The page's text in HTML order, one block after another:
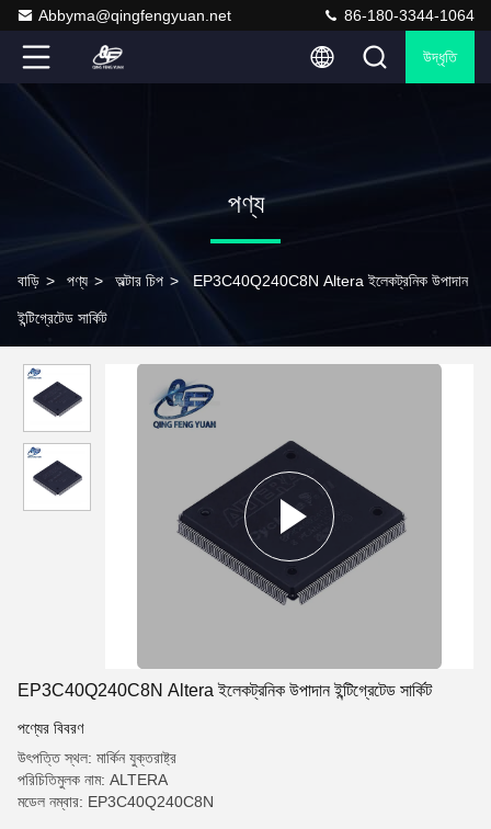
Abbyma@qingfengyuan.net 86-180-3344-1064
উদ্ধৃতি
পণ্য
বাড়ি > পণ্য > অল্টার চিপ > EP3C40Q240C8N Altera ইলেকট্রনিক উপাদান
ইন্টিগ্রেটেড সার্কিট
EP3C40Q240C8N Altera ইলেকট্রনিক উপাদান ইন্টিগ্রেটেড সার্কিট
পণ্যের বিবরণ
উৎপত্তি স্থল: মার্কিন যুক্তরাষ্ট্র
পরিচিতিমুলক নাম: ALTERA
মডেল নম্বার: EP3C40Q240C8N